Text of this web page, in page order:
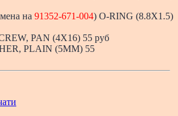
на 91352-671-004) O-RING (8.8X1.5)
PAN (4X16) 55 руб
PLAIN (5MM) 55